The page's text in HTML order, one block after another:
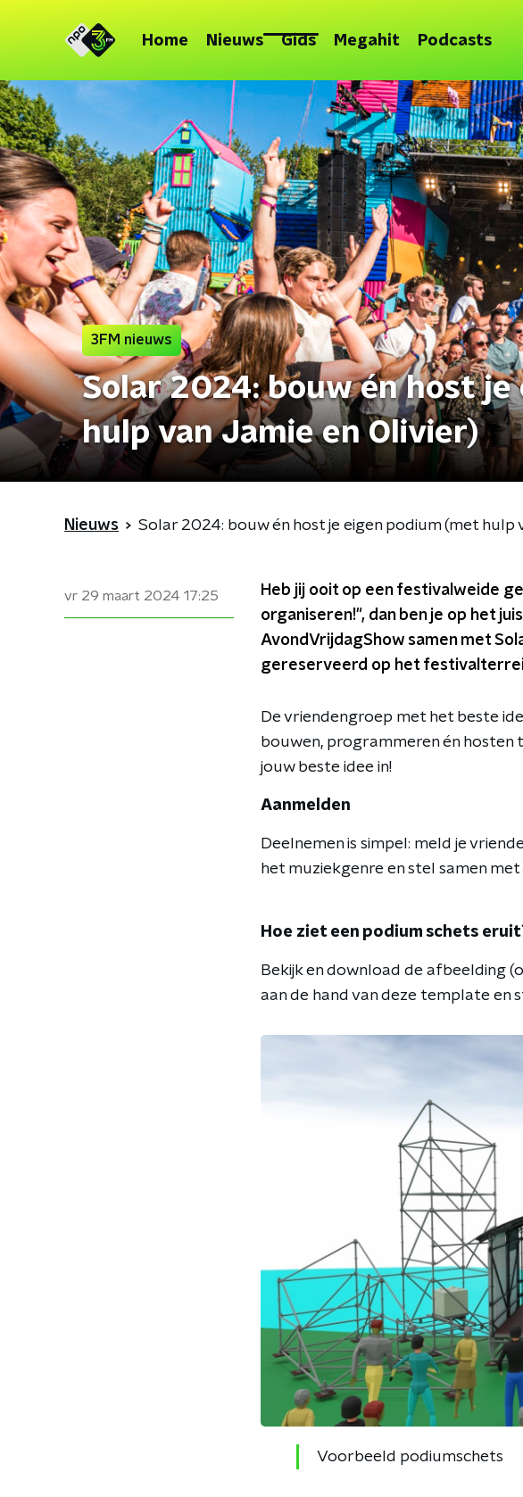
Home Nieuws Gids Megahit Podcasts
3FM nieuws
Solar 2024: bouw én host
hulp van Jamie en Olivier)
Nieuws Solar 2024: bouw én host je eigen podium (met hulp
vr 29 maart 2024 17:25
Heb jij ooit op een festivalweide
organiseren!", dan ben je op het
AvondVrijdagShow samen met
gereserveerd op het
De vriendengroep met het beste
bouwen, programmeren én hosten
jouw beste idee in!
Aanmelden
Deelnemen is simpel: meld je
het muziekgenre en stel samen
Hoe ziet een podium schets
Bekijk en download de afbeelding
aan de hand van deze template en
Voorbeeld podiumschets